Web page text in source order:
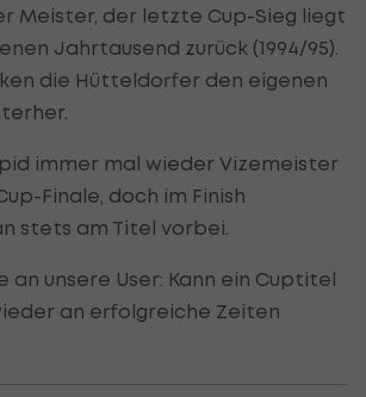
Meister, der letzte Cup-Sieg liegt
Jahrtausend zurück (1994/95).
die Hütteldorfer den eigenen
immer mal wieder Vizemeister
Finale, doch im Finish
stets am Titel vorbei.
an unsere User: Kann ein Cuptitel
an erfolgreiche Zeiten